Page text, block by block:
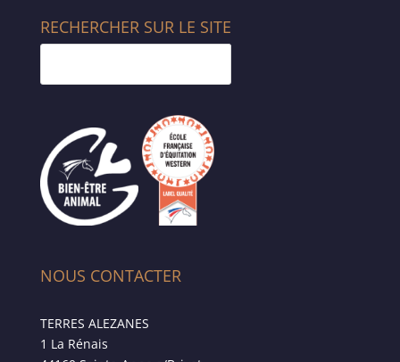
RECHERCHER SUR LE SITE
NOUS CONTACTER
TERRES ALEZANES
1 La Rénais